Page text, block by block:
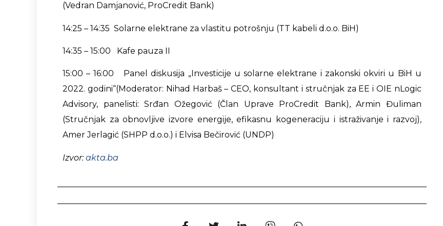
(Vedran Damjanović, ProCredit Bank)
14:25 – 14:35 Solarne elektrane za vlastitu potrošnju (TT kabeli d.o.o. BiH)
14:35 – 15:00 Kafe pauza II
15:00 – 16:00 Panel diskusija „Investicije u solarne elektrane i zakonski okviri u BiH u
2022. godini“(Moderator: Nihad Harbaš – CEO, konsultant i stručnjak za EE i OIE nLogic
Advisory, panelisti: Srđan Ožegović (Član Uprave ProCredit Bank), Armin Đuliman
(Stručnjak za obnovljive izvore energije, efikasnu kogeneraciju i istraživanje i razvoj),
Amer Jerlagić (SHPP d.o.o.) i Elvisa Bečirović (UNDP)
Izvor:akta.ba